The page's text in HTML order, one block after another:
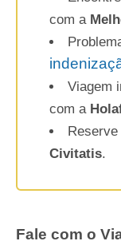
com a
Viagem
com a
Reserve
Civitatis.
Fale com o